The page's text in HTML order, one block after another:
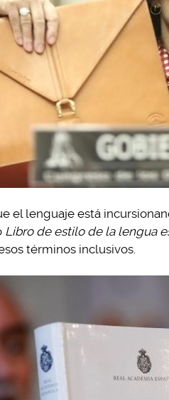
el lenguaje está
Libro de estilo de la lengua
términos inclusivos.